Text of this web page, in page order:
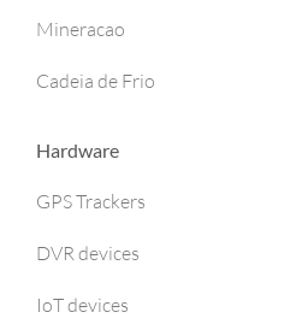
Mineracao
Cadeia de Frio
Hardware
GPS Trackers
DVR devices
IoT devices